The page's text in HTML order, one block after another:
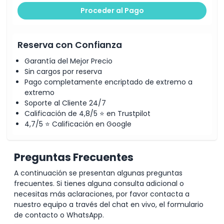
Horario de Apertura
Cosas a Saber
Ubicación
Política de Cancelación
Proceder al Pago
Reserva con Confianza
Garantía del Mejor Precio
Sin cargos por reserva
Pago completamente encriptado de extremo a
extremo
Soporte al Cliente 24/7
Calificación de 4,8/5 ⭐ en Trustpilot
4,7/5 ⭐ Calificación en Google
Preguntas Frecuentes
A continuación se presentan algunas preguntas
frecuentes. Si tienes alguna consulta adicional o
necesitas más aclaraciones, por favor contacta a
nuestro equipo a través del chat en vivo, el formulario
de contacto o WhatsApp.